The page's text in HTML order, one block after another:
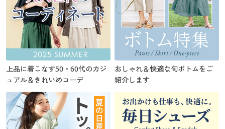
上品に着こなす50・60代のカジ
ュアル＆きれいめコーデ
おしゃれ＆快適な旬ボトムをご
紹介します